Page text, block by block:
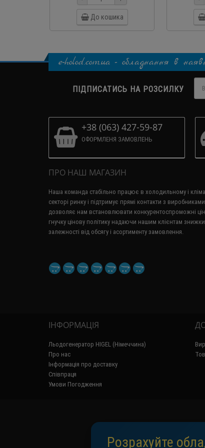
До кошика
e-holod.com.ua - обладнання в
ПІДПИСАТИСЬ НА РОЗСИЛКУ
+38 (063) 427-59-87
ОФОРМЛЕНЯ ЗАМОВЛЕНЬ
ПРО НАШ МАГАЗИН
Наша команда стабільно працює в холодильному і
секторі ринку і підтримує прямі контакти з
дозволяє нам встановлювати конкурентоспроможні
гнучку цінову політику надаючи нашим клієнтам
залежності від обсягу і асортименту замовлення.
ІНФОРМАЦІЯ
Льодогенератор HIGEL (Німеччина)
Про нас
Інформація про доставку
Співпраця
Умови Погодження
Розрахуйте